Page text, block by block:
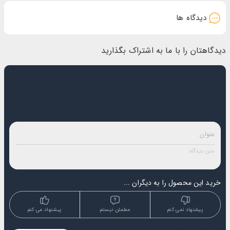
نت های ابتدایی: سیب سبز، اسطوخودوس، نعنا، گریپ‌فروت و ریحان
نت های پایانی: درخت نراد بالسام (Fir Balsam، نراد نوعی کاج است)، چوب سدار و نعنای هندی (
گیاه پچولی)
تاثیر بوی خنک ادکلن Hugo Man 125ML بر جذب انرژی مثبت
ادکلن Hugo مدل 125ML Ma یکی از ادکلن مردانه محبوب و پرطرفدار در بازار است که بوی خنک و
زیادی به ما می دهد. استفاده از ادکلن Hugo مدل 125ML Ma قبل از شروع به هر فعالیتی می تواند
به ما کمک کند تا با اعتماد به نفس بیشتری به آن فعالیت بپردازیم. بوی خنک این ادکلن می تواند
دیدگاه ها
دیدگاهتان را با ما به اشتراک بگذارید
خرید این محصول را به دیگران ...
پیشنهاد می کنم مطمئن نیستم پیشنهاد نمی کنم